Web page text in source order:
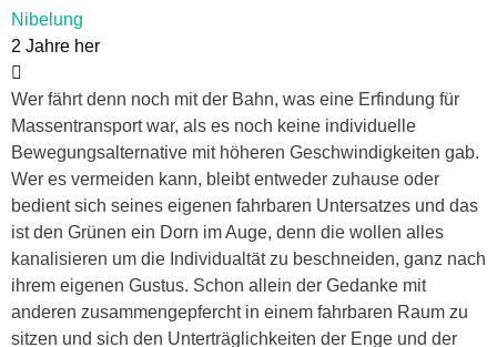
Nibelung
2 Jahre her
Wer fährt denn noch mit der Bahn, was eine Erfindung für
Massentransport war, als es noch keine individuelle
Bewegungsalternative mit höheren Geschwindigkeiten gab.
Wer es vermeiden kann, bleibt entweder zuhause oder
bedient sich seines eigenen fahrbaren Untersatzes und das
ist den Grünen ein Dorn im Auge, denn die wollen alles
kanalisieren um die Individualtät zu beschneiden, ganz nach
ihrem eigenen Gustus. Schon allein der Gedanke mit
anderen zusammengepfercht in einem fahrbaren Raum zu
sitzen und sich den Unterträglichkeiten der Enge und der